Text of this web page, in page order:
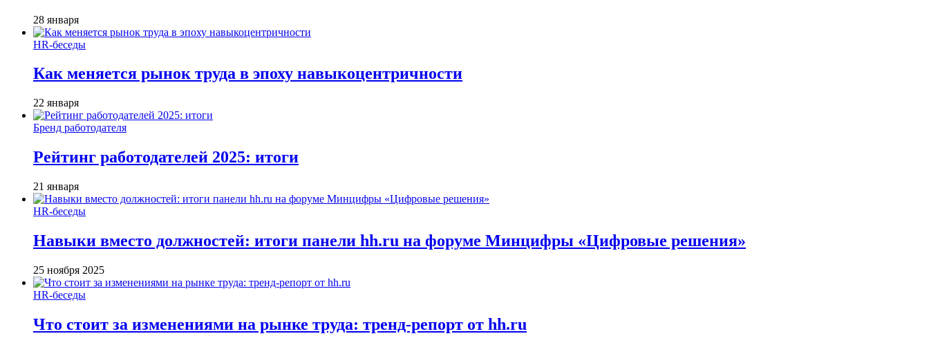
28 января
HR-беседы
Как меняется рынок труда в эпоху навыкоцентричности
22 января
Бренд работодателя
Рейтинг работодателей 2025: итоги
21 января
HR-беседы
Навыки вместо должностей: итоги панели hh.ru на форуме Минцифры «Цифровые решения»
25 ноября 2025
HR-беседы
Что стоит за изменениями на рынке труда: тренд-репорт от hh.ru